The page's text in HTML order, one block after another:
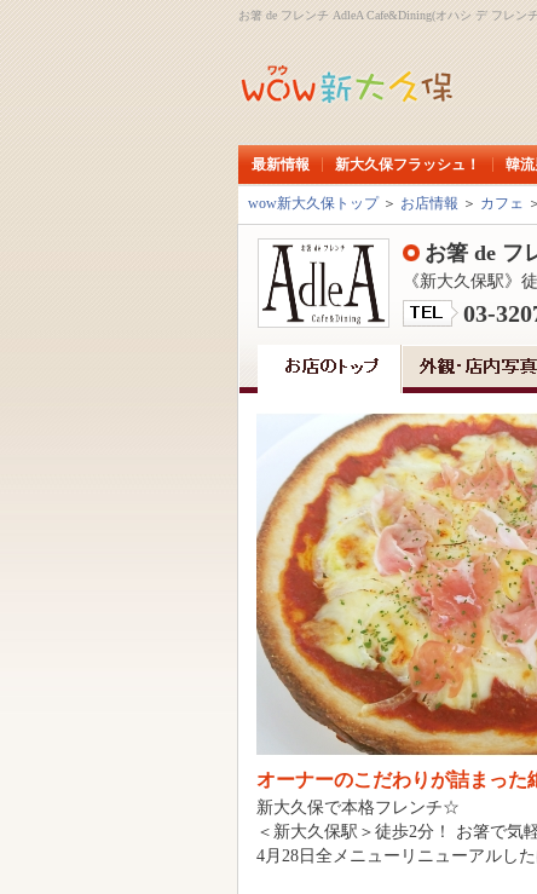
お箸 de フレンチ AdleA Cafe&Dining(オハシ デ フレ
最新情報 新大久保フラッシュ！ 韓
wow新大久保トップ＞ お店情報 ＞ カフェ ＞
お箸 de フ
《新大久保駅》
03-